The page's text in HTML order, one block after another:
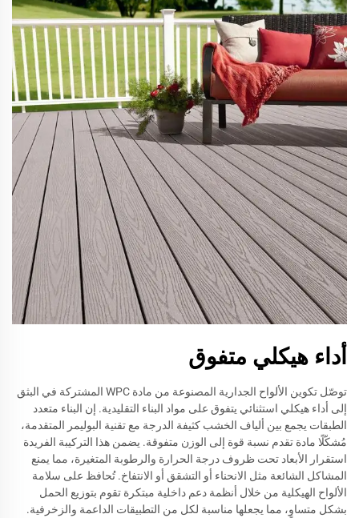
أداء هيكلي متفوق
توصّل تكوين الألواح الجدارية المصنوعة من مادة WPC المشتركة في البثق
إلى أداء هيكلي استثنائي يتفوق على مواد البناء التقليدية. إن البناء متعدد
الطبقات يجمع بين ألياف الخشب كثيفة الدرجة مع تقنية البوليمر المتقدمة،
مُشكّلًا مادة تقدم نسبة قوة إلى الوزن متفوقة. يضمن هذا التركيبة الفريدة
استقرار الأبعاد تحت ظروف درجة الحرارة والرطوبة المتغيرة، مما يمنع
المشاكل الشائعة مثل الانحناء أو التشقق أو الانتفاخ. تُحافظ على سلامة
الألواح الهيكلية من خلال أنظمة دعم داخلية مبتكرة تقوم بتوزيع الحمل
بشكل متساوٍ، مما يجعلها مناسبة لكل من التطبيقات الداعمة والزخرفية.